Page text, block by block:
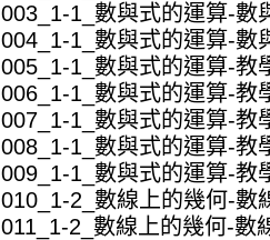
003_1-1_數與式的運算-數
004_1-1_數與式的運算-數
005_1-1_數與式的運算-教
006_1-1_數與式的運算-教
007_1-1_數與式的運算-教
008_1-1_數與式的運算-教
009_1-1_數與式的運算-教
010_1-2_數線上的幾何-數
011_1-2_數線上的幾何-數